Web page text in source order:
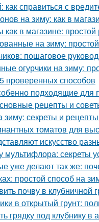
справиться с
на зиму: как в
в магазине:
на зиму:
пошаговое
огурчики на зиму:
проверенных способов
подходящие для
рецепты и
секреты и рецепты
томатов для
искусство
мультифлора: секреты
уже делают так же:
простой способ на
почву в клубничной
в открытый грунт:
грядку под клубнику в